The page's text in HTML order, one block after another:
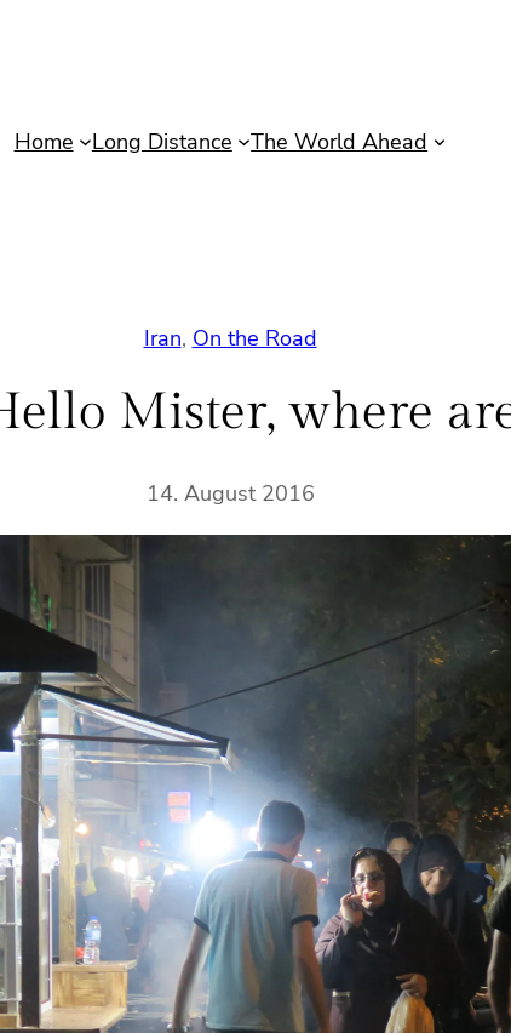
Home Long Distance The World Ahead
Iran, On the Road
Mister, where
14. August 2016